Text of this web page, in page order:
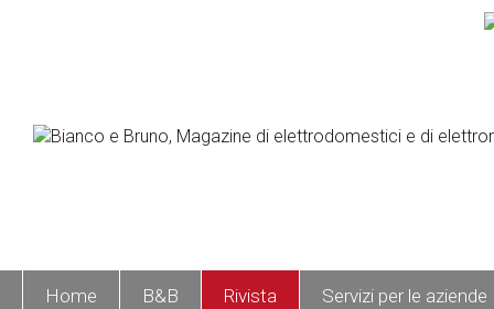
Home B&B Rivista Servizi per le aziende